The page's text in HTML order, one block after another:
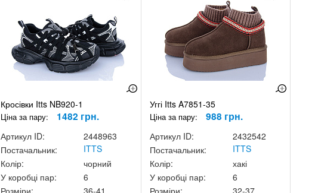
Кросівки Itts NB920-1
Ціна за пару: 1482 грн.
Артикул ID:
2448963
Постачальник:
ITTS
Колір:
чорний
У коробці пар:
6
Уггі Itts A7851-35
Ціна за пару: 988 грн.
Артикул ID:
2432542
Постачальник:
ITTS
Колір:
хакі
У коробці пар:
6